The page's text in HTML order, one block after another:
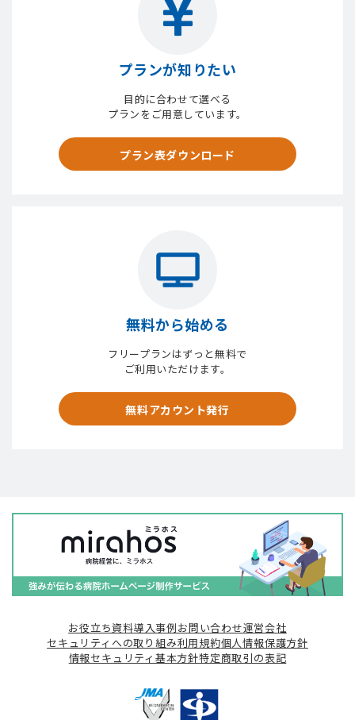
プランが知りたい
目的に合わせて選べる
プランをご用意しています。
プラン表ダウンロード
無料から始める
フリープランはずっと無料で
ご利用いただけます。
無料アカウント発行
お役立ち資料導入事例お問い合わせ運営会社
セキュリティへの取り組み利用規約個人情報保護方針
情報セキュリティ基本方針特定商取引の表記